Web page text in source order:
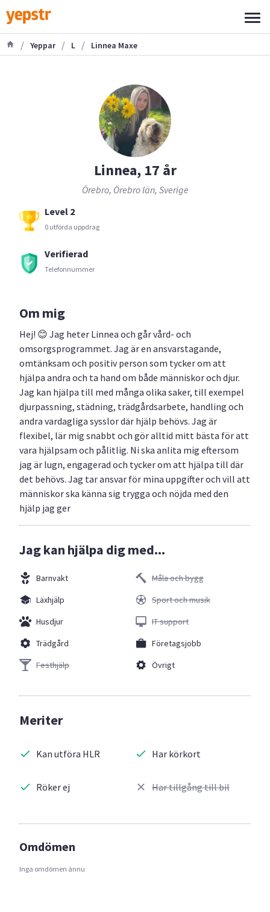
/ Yeppar / L / Linnea Maxe
Linnea, 17 år
Örebro, Örebro län, Sverige
Level 2
0 utförda uppdrag
Verifierad
Telefonnummer
Om mig
Hej! 😊 Jag heter Linnea och går vård- och
omsorgsprogrammet. Jag är en ansvarstagande,
omtänksam och positiv person som tycker om att
hjälpa andra och ta hand om både människor och djur.
Jag kan hjälpa till med många olika saker, till exempel
djurpassning, städning, trädgårdsarbete, handling och
andra vardagliga sysslor där hjälp behövs. Jag är
flexibel, lär mig snabbt och gör alltid mitt bästa för att
vara hjälpsam och pålitlig. Ni ska anlita mig eftersom
jag är lugn, engagerad och tycker om att hjälpa till där
det behövs. Jag tar ansvar för mina uppgifter och vill att
människor ska känna sig trygga och nöjda med den
hjälp jag ger
Jag kan hjälpa dig med...
Barnvakt
Läxhjälp
Husdjur
Trädgård
Festhjälp
Måla och bygg
Sport och musik
IT support
Företagsjobb
Övrigt
Meriter
Kan utföra HLR
Röker ej
Har körkort
Har tillgång till bil
Omdömen
Inga omdömen ännu